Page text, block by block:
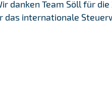
danken Team Söll für
das internationale